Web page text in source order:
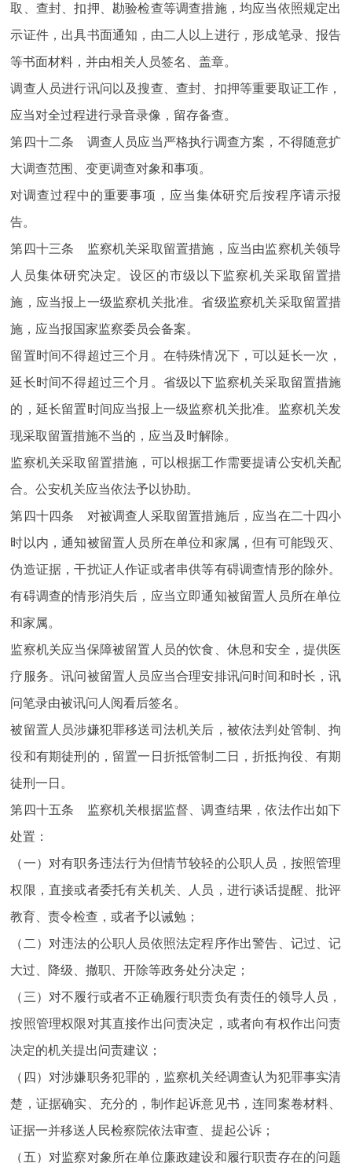
取、查封、扣押、勘验检查等调查措施，均应当依照规定出
示证件，出具书面通知，由二人以上进行，形成笔录、报告
等书面材料，并由相关人员签名、盖章。
调查人员进行讯问以及搜查、查封、扣押等重要取证工作，
应当对全过程进行录音录像，留存备查。
第四十二条 调查人员应当严格执行调查方案，不得随意扩
大调查范围、变更调查对象和事项。
对调查过程中的重要事项，应当集体研究后按程序请示报
告。
第四十三条 监察机关采取留置措施，应当由监察机关领导
人员集体研究决定。设区的市级以下监察机关采取留置措
施，应当报上一级监察机关批准。省级监察机关采取留置措
施，应当报国家监察委员会备案。
留置时间不得超过三个月。在特殊情况下，可以延长一次，
延长时间不得超过三个月。省级以下监察机关采取留置措施
的，延长留置时间应当报上一级监察机关批准。监察机关发
现采取留置措施不当的，应当及时解除。
监察机关采取留置措施，可以根据工作需要提请公安机关配
合。公安机关应当依法予以协助。
第四十四条 对被调查人采取留置措施后，应当在二十四小
时以内，通知被留置人员所在单位和家属，但有可能毁灭、
伪造证据，干扰证人作证或者串供等有碍调查情形的除外。
有碍调查的情形消失后，应当立即通知被留置人员所在单位
和家属。
监察机关应当保障被留置人员的饮食、休息和安全，提供医
疗服务。讯问被留置人员应当合理安排讯问时间和时长，讯
问笔录由被讯问人阅看后签名。
被留置人员涉嫌犯罪移送司法机关后，被依法判处管制、拘
役和有期徒刑的，留置一日折抵管制二日，折抵拘役、有期
徒刑一日。
第四十五条 监察机关根据监督、调查结果，依法作出如下
处置：
（一）对有职务违法行为但情节较轻的公职人员，按照管理
权限，直接或者委托有关机关、人员，进行谈话提醒、批评
教育、责令检查，或者予以诫勉；
（二）对违法的公职人员依照法定程序作出警告、记过、记
大过、降级、撤职、开除等政务处分决定；
（三）对不履行或者不正确履行职责负有责任的领导人员，
按照管理权限对其直接作出问责决定，或者向有权作出问责
决定的机关提出问责建议；
（四）对涉嫌职务犯罪的，监察机关经调查认为犯罪事实清
楚，证据确实、充分的，制作起诉意见书，连同案卷材料、
证据一并移送人民检察院依法审查、提起公诉；
（五）对监察对象所在单位廉政建设和履行职责存在的问题